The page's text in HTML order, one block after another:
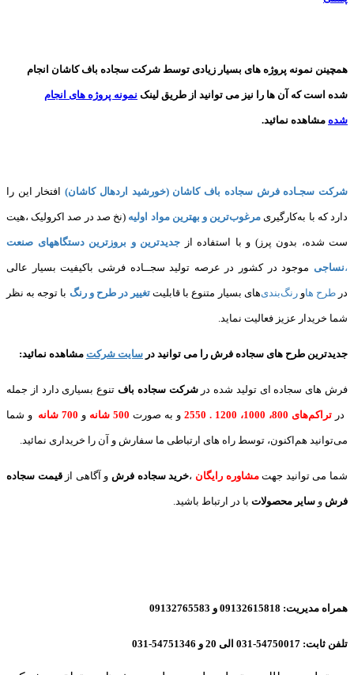
همچینن نمونه پروژه های بسیار زیادی توسط شرکت سجاده باف کاشان انجام
شده است که آن ها را نیز می توانید از طریق لینک نمونه پروژه های انجام
شده مشاهده نمائید.
شرکت سجـاده فرش سجاده باف کاشان (خورشید اردهال کاشان) افتخار این را
دارد که با به‌کارگیری مرغوب‌ترین و بهترین مواد اولیه (نخ صد در صد اکرولیک ،هیت
ست شده، بدون پرز) و با استفاده از جدیدترین و بروزترین دستگاههای صنعت
نساجی، موجود در کشور در عرصه تولید سجــاده فرشی باکیفیت بسیار عالی
درطرح هاو
رنگ‌بندی‌ های بسیار متنوع با قابلیت تغییر در طرح و رنگ با توجه به نظر
شما خریدار عزیز فعالیت نماید.
جدیدترین طرح های سجاده فرش را می توانید در سایت شرکت مشاهده نمائید:
فرش های سجاده ای تولید شده درشرکت سجاده باف تنوع بسیاری دارد از جمله
در تراکم‌های 800، 1000، 1200 . 2550 و به صورت 500 شانه و 700 شانه و شما
می‌توانید هم‌اکنون، توسط راه های ارتباطی ما سفارش و آن را خریداری نمائید.
شما می توانید جهت مشاوره رایگان ،خرید سجاده فرش و آگاهی ازقیمت سجاده
فرش و سایر محصولات با در ارتباط باشید.
همراه مدیریت: 09132615818 و 09132765583
تلفن ثابت: 54750017-031 الی 20 و 54751346-031